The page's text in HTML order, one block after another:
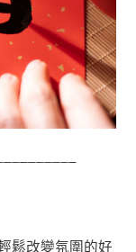
鬆改變氛圍的好